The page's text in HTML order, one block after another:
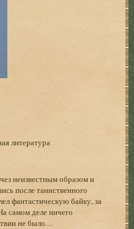
литература
неизвестным образом и
после таинственного
фантастическую байку, за
самом деле ничего
не было…